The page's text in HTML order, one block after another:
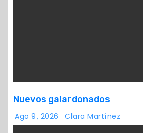
Nuevos galardonados
Ago 9, 2026 Clara Martínez